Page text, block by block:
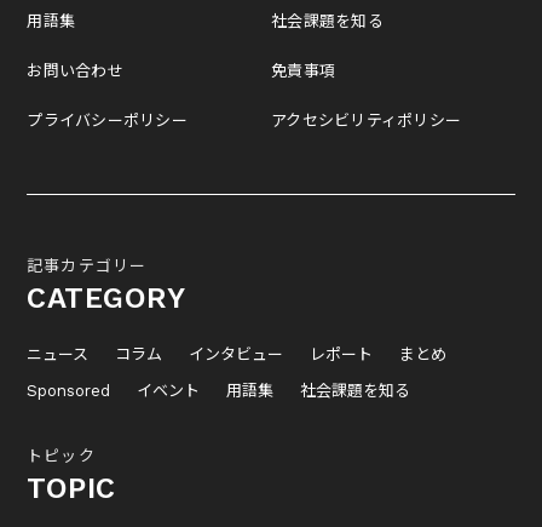
用語集
お問い合わせ
プライバシーポリシー
社会課題を知る
免責事項
アクセシビリティポリシー
記事カテゴリー
CATEGORY
ニュース コラム インタビュー レポート
まとめ
Sponsored
イベント 用語集 社会課題を知る
トピック
TOPIC